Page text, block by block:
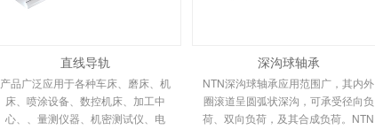
直线导轨
产品广泛应用于各种车床、磨床、机
床、喷涂设备、数控机床、加工中
心、、量测仪器、机密测试仪、电
深沟球轴承
NTN深沟球轴承应用范围广，其内外
圈滚道呈圆弧状深沟，可承受径向负
荷、双向负荷，及其合成负荷。NTN